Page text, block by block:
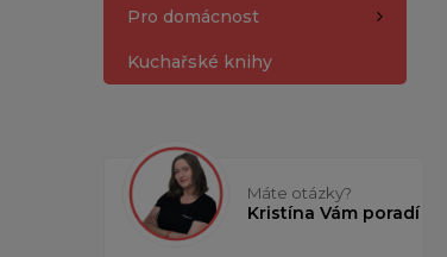
Pro domácnost
Kuchařské knihy
Máte otázky?
Kristína Vám poradí